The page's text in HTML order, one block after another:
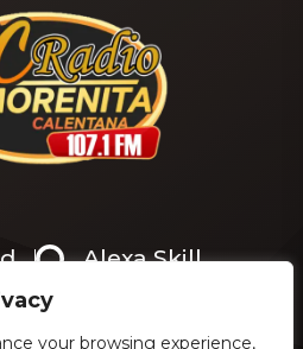
your browsing experience,
el
beneficiarios de los
programas sociales se
preguntan si la Secretaría
de Bienestar otorgará […]
Alexa Skill